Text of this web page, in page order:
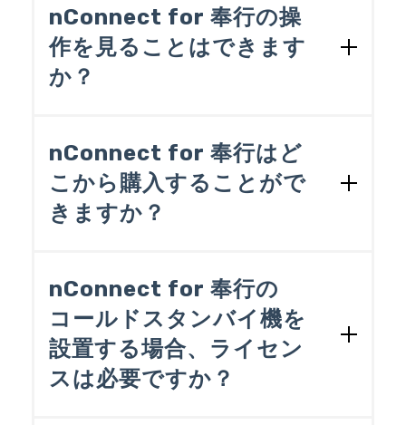
の場合は、任意のコンピュータにイン
ストールすることができます。いずれ
の場合も、nConnect for 奉行のトリ
コンピュータが起動している必要があ
ります。
nConnect for 奉行 開発用クライアント
データ連携処理を作成するコンピュー
と同じコンピュータにインストールす
ることもできます。
ださい。ハンズオンセミナーでは、実際
にnConnect for 奉行を操作し、奉行シ
リーズにデータを受け入れる際の手順
や、奉行シリーズからデータを取り出す
したらnConnect for 奉行を体験できるク
ラウド環境を無償で提供しています。体
験版はインストールやセットアップを行
うことなくご利用いただくことができま
す。詳しくは
nConnect for 奉行の操
作を見ることはできます
か？
込みください。
nConnect for 奉行はど
こから購入することがで
きますか？
行シリーズを購入されたベンダー様もし
くは、オービックビジネスコンサルタン
ト様にご相談ください。奉行シリーズと
ともに導入を検討中のお客様は弊社NDIソ
リューションズまでご連絡ください。
nConnect for 奉行の
コールドスタンバイ機を
設置する場合、ライセン
スは必要ですか？